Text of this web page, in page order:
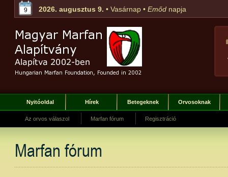
9 2026. augusztus 9. • Vasárnap • Emőd napja
Nyitóoldal Hírek Betegeknek Orvosoknak
Az orvos válaszol Marfan fórum Regisztráció
Marfan fórum